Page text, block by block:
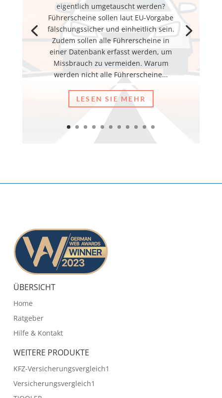
eigentlich umgetauscht werden?
Führerscheine sollen laut EU-Vorgabe
fälschungssicher und einheitlich sein.
Zudem sollen alle Führerscheine in
einer Datenbank erfasst werden, um
Missbrauch zu vermeiden. Warum
werden nicht alle Führerscheine...
LESEN SIE MEHR
ÜBERSICHT
Home
Ratgeber
Hilfe & Kontakt
WEITERE PRODUKTE
KFZ-Versicherungsvergleich1
Versicherungsvergleich1